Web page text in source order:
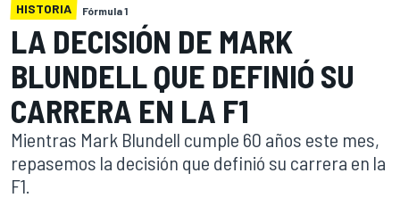
HISTORIA Fórmula 1
LA DECISIÓN DE MARK
BLUNDELL QUE DEFINIÓ SU
CARRERA EN LA F1
Mientras Mark Blundell cumple 60 años este mes,
repasemos la decisión que definió su carrera en la
F1.